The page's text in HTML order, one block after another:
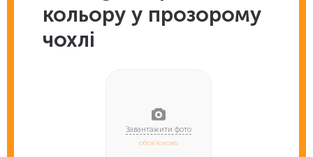
кольору у прозорому
чохлі
обов'язково